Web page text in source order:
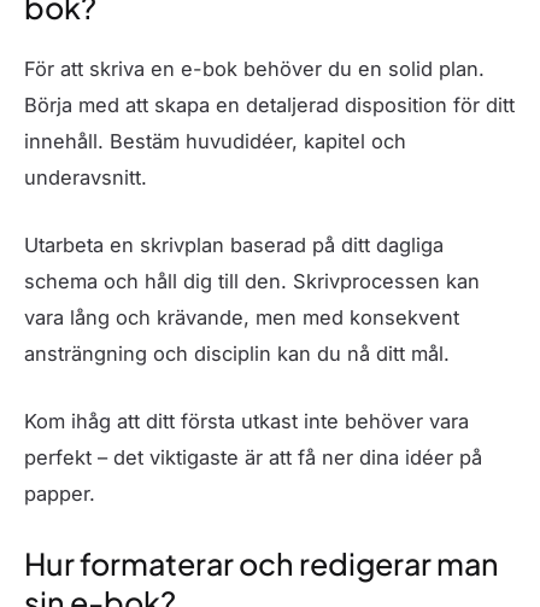
För att skriva en e-bok behöver du en solid plan.
Börja med att skapa en detaljerad disposition för ditt
innehåll. Bestäm huvudidéer, kapitel och
underavsnitt.
Utarbeta en skrivplan baserad på ditt dagliga
schema och håll dig till den. Skrivprocessen kan
vara lång och krävande, men med konsekvent
ansträngning och disciplin kan du nå ditt mål.
Kom ihåg att ditt första utkast inte behöver vara
perfekt – det viktigaste är att få ner dina idéer på
papper.
Hur formaterar och redigerar man